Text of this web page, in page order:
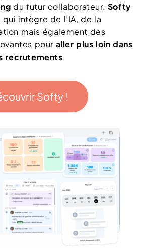
du futur collaborateur. Softy
intègre de l’IA, de la
mais également des
pour aller plus loin dans
recrutements.
Softy !